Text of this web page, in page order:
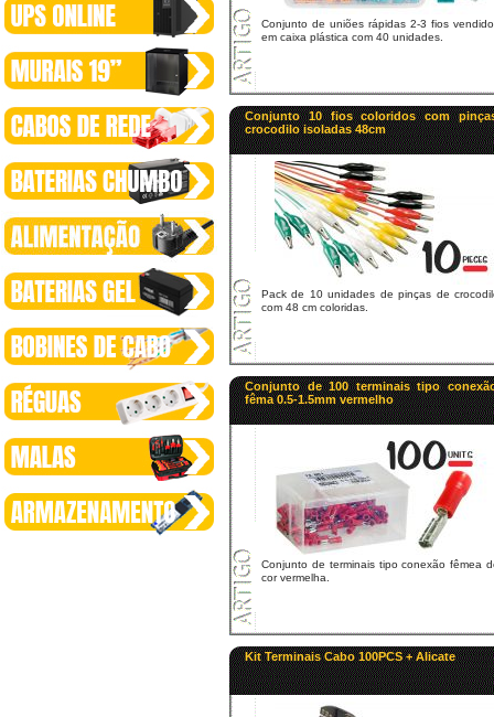
Conjunto de uniões rápidas 2-3 fios
em caixa plástica com 40 unidades.
Conjunto 10 fios coloridos com
crocodilo isoladas 48cm
Pack de 10 unidades de pinças de
com 48 cm coloridas.
Conjunto de 100 terminais tipo
fêma 0.5-1.5mm vermelho
Conjunto de terminais tipo conexão fêmea
cor vermelha.
Kit Terminais Cabo 100PCS + Alicate